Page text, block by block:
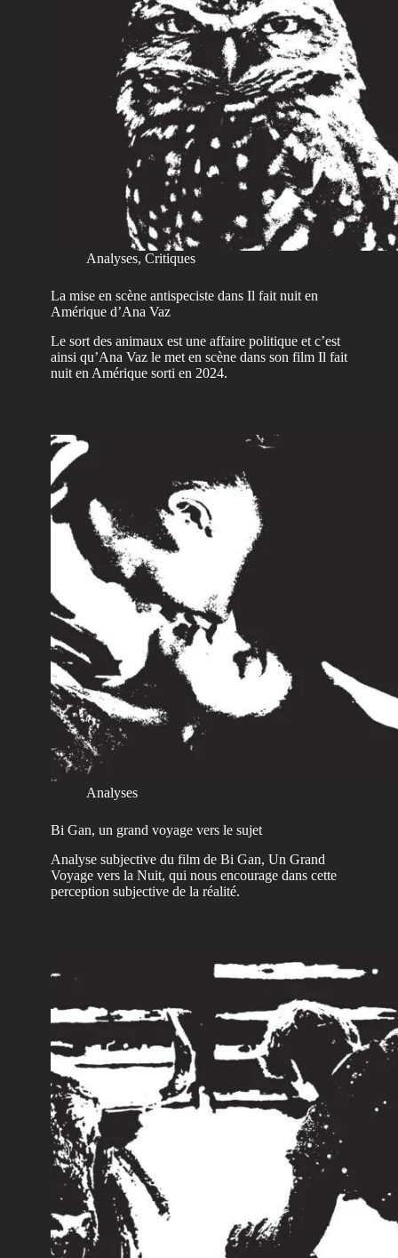
Analyses, Critiques
La mise en scène antispeciste dans Il fait nuit en
Amérique d’Ana Vaz
Le sort des animaux est une affaire politique et c’est
ainsi qu’Ana Vaz le met en scène dans son film Il fait
nuit en Amérique sorti en 2024.
Analyses
Bi Gan, un grand voyage vers le sujet
Analyse subjective du film de Bi Gan, Un Grand
Voyage vers la Nuit, qui nous encourage dans cette
perception subjective de la réalité.